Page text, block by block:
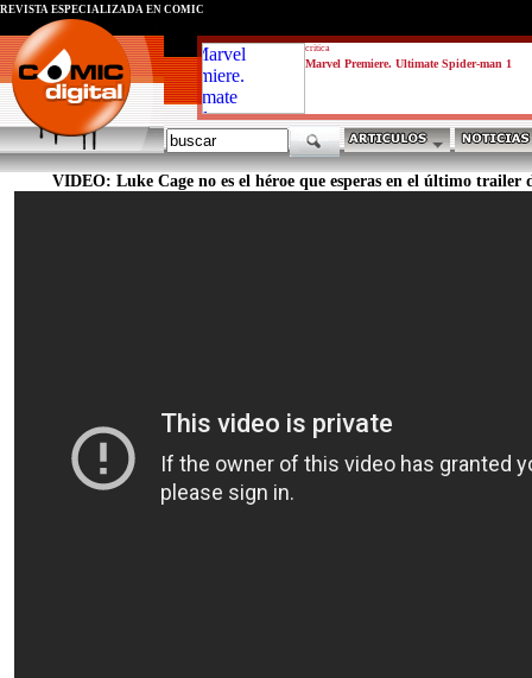
critica
Marvel Premiere. Ultimate Spider-man 1
REVISTA ESPECIALIZADA EN CÓMIC
VIDEO: Luke Cage no es el héroe que esperas en el último trailer